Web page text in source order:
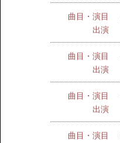
曲目・演目
出演
曲目・演目
出演
曲目・演目
出演
曲目・演目